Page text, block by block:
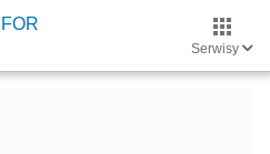
Serwisy